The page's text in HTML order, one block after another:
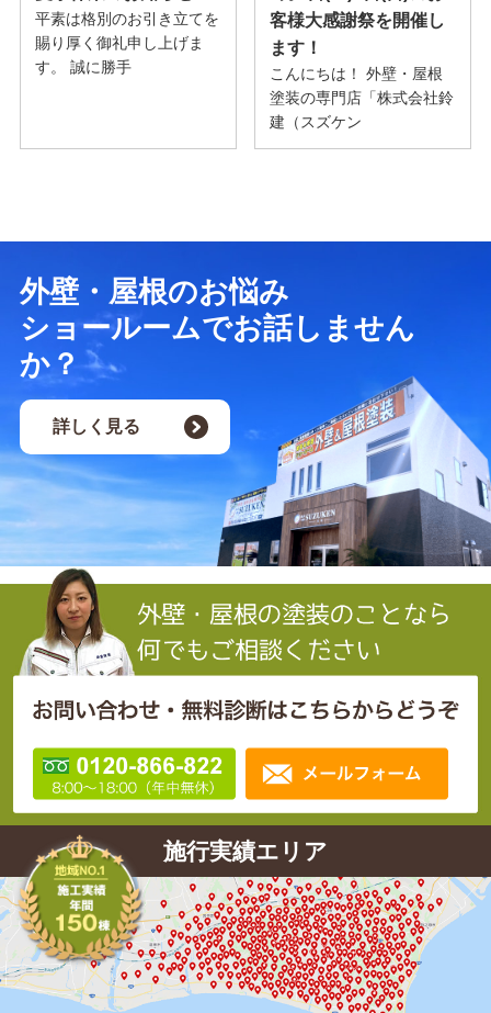
平素は格別のお引き立てを
賜り厚く御礼申し上げま
す。 誠に勝手
客様大感謝祭を開催し
ます！
こんにちは！ 外壁・屋根
塗装の専門店「株式会社鈴
建（スズケン
外壁・屋根のお悩み
ショールームでお話しません
か？
詳しく見る
施行実績エリア